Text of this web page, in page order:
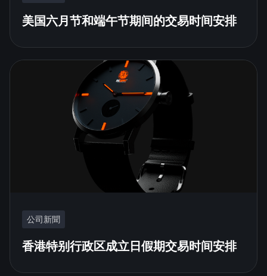
美国六月节和端午节期间的交易时间安排
公司新聞
香港特别行政区成立日假期交易时间安排